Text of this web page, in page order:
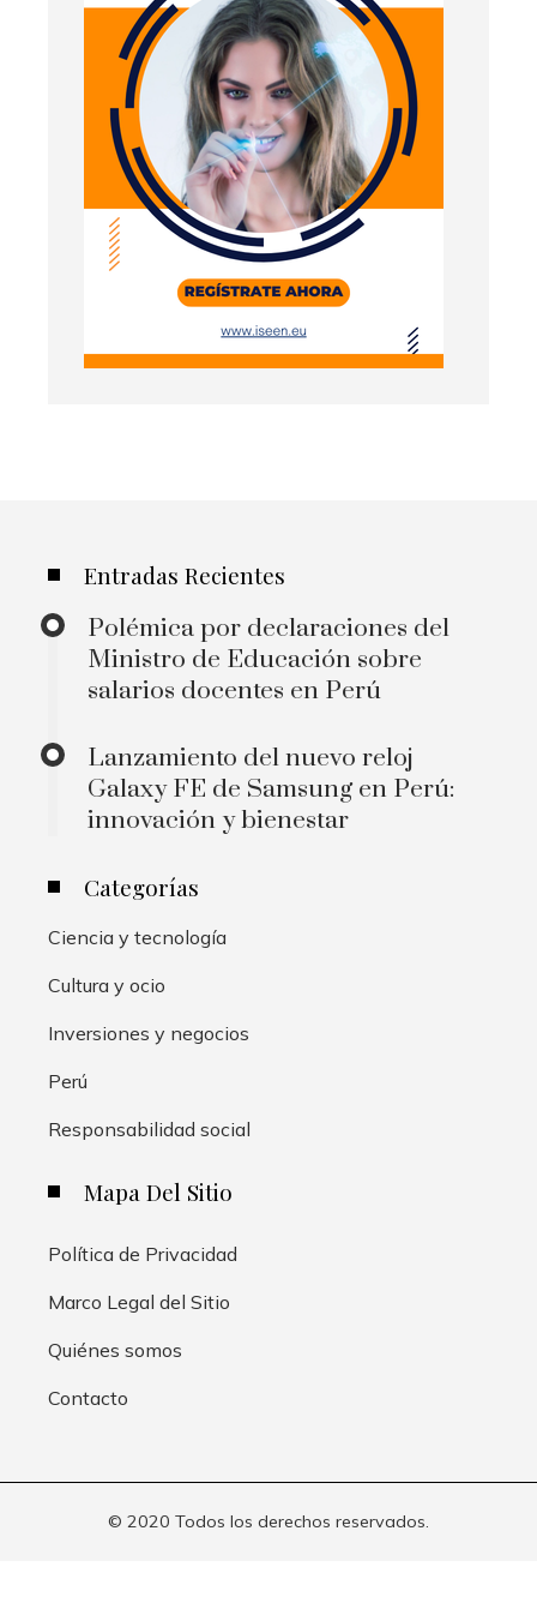
Entradas Recientes
Polémica por declaraciones del
Ministro de Educación sobre
salarios docentes en Perú
Lanzamiento del nuevo reloj
Galaxy FE de Samsung en Perú:
innovación y bienestar
Categorías
Ciencia y tecnología
Cultura y ocio
Inversiones y negocios
Perú
Responsabilidad social
Mapa Del Sitio
Política de Privacidad
Marco Legal del Sitio
Quiénes somos
Contacto
© 2020 Todos los derechos reservados.